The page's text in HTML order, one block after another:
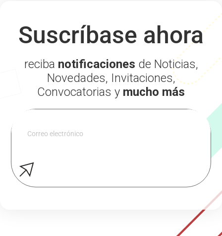
Suscríbase ahora
reciba notificaciones de Noticias,
Novedades, Invitaciones,
Convocatorias y mucho más